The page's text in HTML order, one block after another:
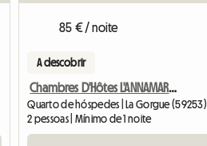
85 € / noite
A descobrir
Chambres D'Hôtes L'ANNAMARIA
Quarto de hóspedes | La Gorgue (59253)
2 pessoas | Mínimo de 1 noite